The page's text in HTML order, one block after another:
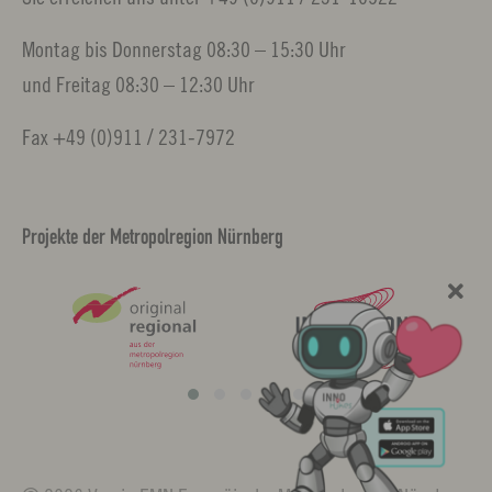
Montag bis Donnerstag 08:30 – 15:30 Uhr
und Freitag 08:30 – 12:30 Uhr
Fax +49 (0)911 / 231-7972
Projekte der Metropolregion Nürnberg